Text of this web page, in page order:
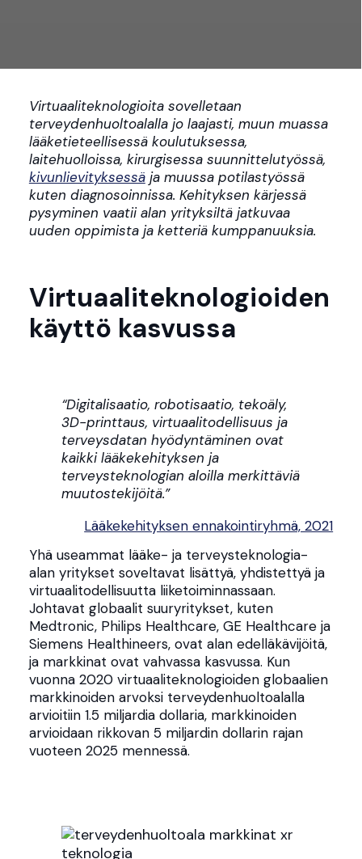
Virtuaaliteknologioita sovelletaan
terveydenhuoltoalalla jo laajasti, muun muassa
lääketieteellisessä koulutuksessa,
laitehuolloissa, kirurgisessa suunnittelutyössä,
kivunlievityksessäja muussa potilastyössä
kuten diagnosoinnissa. Kehityksen kärjessä
pysyminen vaatii alan yrityksiltä jatkuvaa
uuden oppimista ja ketteriä kumppanuuksia.
Virtuaaliteknologioiden
käyttö kasvussa
“Digitalisaatio, robotisaatio, tekoäly,
3D-printtaus, virtuaalitodellisuus ja
terveysdatan hyödyntäminen ovat
kaikki lääkekehityksen ja
terveysteknologian aloilla merkittäviä
muutostekijöitä.”
Lääkekehityksen ennakointiryhmä, 2021
Yhä useammat lääke- ja terveysteknologia-
alan yritykset soveltavat lisättyä, yhdistettyä ja
virtuaalitodellisuutta liiketoiminnassaan.
Johtavat globaalit suuryritykset, kuten
Medtronic, Philips Healthcare, GE Healthcare ja
Siemens Healthineers, ovat alan edelläkävijöitä,
ja markkinat ovat vahvassa kasvussa. Kun
vuonna 2020 virtuaaliteknologioiden globaalien
markkinoiden arvoksi terveydenhuoltoalalla
arvioitiin 1.5 miljardia dollaria, markkinoiden
arvioidaan rikkovan 5 miljardin dollarin rajan
vuoteen 2025 mennessä.